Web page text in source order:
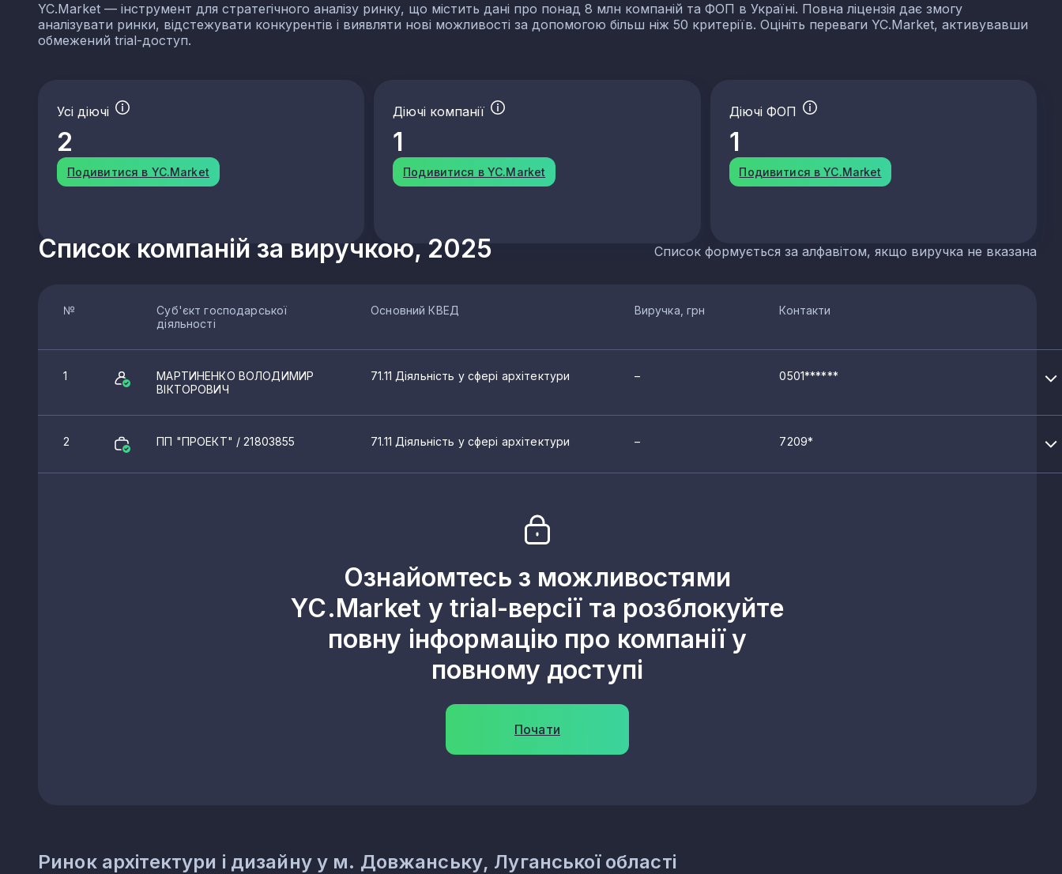
YC.Market — інструмент для стратегічного аналізу ринку, що містить дані про понад 8 млн компаній та ФОП в Україні. Повна ліцензія дає змогу
аналізувати ринки, відстежувати конкурентів і виявляти нові можливості за допомогою більш ніж 50 критеріїв. Оцініть переваги YC.Market, активувавши
обмежений trial-доступ.
Усі діючі
2
Подивитися в YC.Market
Діючі компанії
1
Подивитися в YC.Market
Діючі ФОП
1
Подивитися в YC.Market
Список компаній за виручкою, 2025 Список формується за алфавітом, якщо виручка не вказана
№
Суб'єкт господарської
діяльності
Основний КВЕД Виручка, грн Контакти
1
МАРТИНЕНКО ВОЛОДИМИР
ВІКТОРОВИЧ
71.11 Діяльність у сфері архітектури – 0501******
2 ПП "ПРОЕКТ" / 21803855 71.11 Діяльність у сфері архітектури – 7209*
Ознайомтесь з можливостями
YC.Market у trial-версії та розблокуйте
повну інформацію про компанії у
повному доступі
Почати
Ринок архітектури і дизайну у м. Довжанську, Луганської області
КВЕДи архітектури і дизайну